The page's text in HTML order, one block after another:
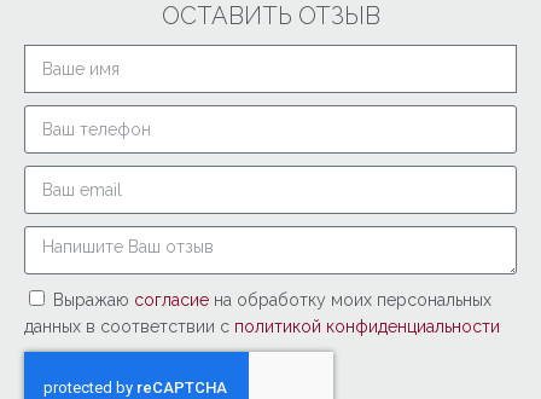
ОСТАВИТЬ ОТЗЫВ
Выражаю согласие на обработку моих персональных
данных в соответствии с политикой конфиденциальности